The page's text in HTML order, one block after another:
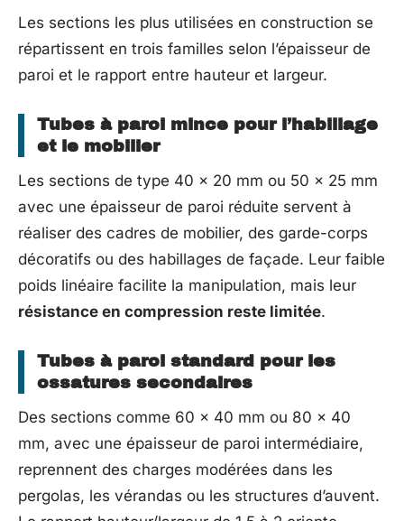
Les sections les plus utilisées en construction se
répartissent en trois familles selon l’épaisseur de
paroi et le rapport entre hauteur et largeur.
Tubes à paroi mince pour l’habillage
et le mobilier
Les sections de type 40 x 20 mm ou 50 x 25 mm
avec une épaisseur de paroi réduite servent à
réaliser des cadres de mobilier, des garde-corps
décoratifs ou des habillages de façade. Leur faible
poids linéaire facilite la manipulation, mais leur
résistance en compression reste limitée.
Tubes à paroi standard pour les
ossatures secondaires
Des sections comme 60 x 40 mm ou 80 x 40
mm, avec une épaisseur de paroi intermédiaire,
reprennent des charges modérées dans les
pergolas, les vérandas ou les structures d’auvent.